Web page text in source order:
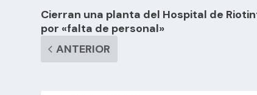
Cierran una planta del Hospital de
por «falta de personal»
ANTERIOR